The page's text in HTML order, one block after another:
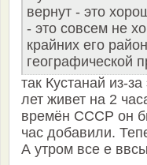
вернут - это
- это совсем не
крайних его
географической
так Кустанай из-
лет живет на 2
времён СССР он
час добавили.
А утром все е